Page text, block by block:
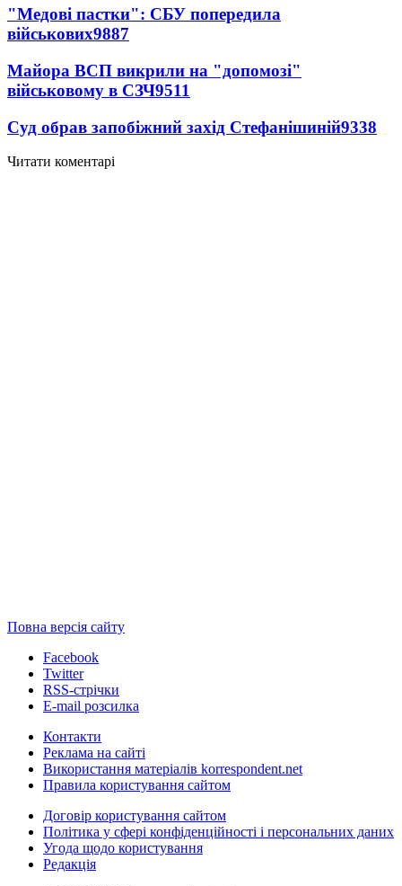
"Медові пастки": СБУ попередила
військових9887
Майора ВСП викрили на "допомозі"
військовому в СЗЧ9511
Суд обрав запобіжний захід Стефанішиній9338
Читати коментарі
Повна версія сайту
Facebook
Twitter
RSS-стрічки
E-mail розсилка
Контакти
Реклама на сайті
Використання матеріалів korrespondent.net
Правила користування сайтом
Договір користування сайтом
Політика у сфері конфіденційності і персональних даних
Угода щодо користування
Редакція